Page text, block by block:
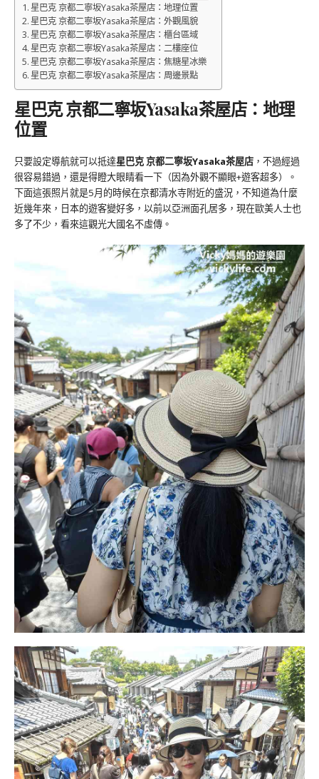
星巴克 京都二寧坂Yasaka茶屋店：地理位置
星巴克 京都二寧坂Yasaka茶屋店：外觀風貌
星巴克 京都二寧坂Yasaka茶屋店：櫃台區域
星巴克 京都二寧坂Yasaka茶屋店：二樓座位
星巴克 京都二寧坂Yasaka茶屋店：焦糖星冰樂
星巴克 京都二寧坂Yasaka茶屋店：周邊景點
星巴克 京都二寧坂Yasaka茶屋店：地理
位置
只要設定導航就可以抵達星巴克 京都二寧坂Yasaka茶屋店 ，不過經過
很容易錯過，還是得瞪大眼睛看一下（因為外觀不顯眼+遊客超多）。
下面這張照片就是5月的時候在京都清水寺附近的盛況，不知道為什麼
近幾年來，日本的遊客變好多，以前以亞洲面孔居多，現在歐美人士也
多了不少，看來這觀光大國名不虛傳。